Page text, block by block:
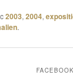
2003,2004,
.
FACEBOOK